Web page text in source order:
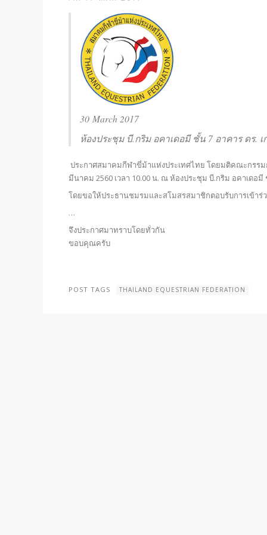
30 March 2017
ห้องประชุม บี.กริม อคาเดอมี ชั้น 7 อาคาร ดร.
ประกาศสมาคมกีฬาขี่ม้าแห่งประเทศไทย โดยมติคณะกรร
มีนาคม 2560 เวลา 10.00 น. ณ ห้องประชุม บี.กริม อคาเดอมี
โดยขอให้ประธานชมรมและสโมสรสมาชิกตอบรับการเข้า
…
จึงประกาศมาทราบโดยทั่วกัน
ขอบคุณครับ
POST TAGS THAILAND EQUESTRIAN FEDERATION